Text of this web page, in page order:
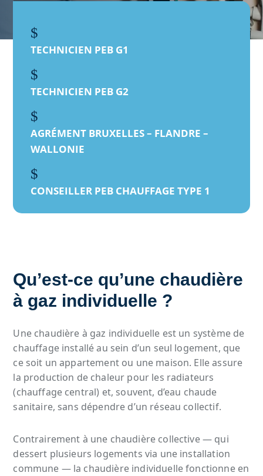
$
TECHNICIEN PEB G1
$
TECHNICIEN PEB G2
$
AGRÉMENT BRUXELLES – FLANDRE –
WALLONIE
$
CONSEILLER PEB CHAUFFAGE TYPE 1
Qu’est-ce qu’une chaudière
à gaz individuelle ?
Une chaudière à gaz individuelle est un système de
chauffage installé au sein d’un seul logement, que
ce soit un appartement ou une maison. Elle assure
la production de chaleur pour les radiateurs
(chauffage central) et, souvent, d’eau chaude
sanitaire, sans dépendre d’un réseau collectif.
Contrairement à une chaudière collective — qui
dessert plusieurs logements via une installation
commune — la chaudière individuelle fonctionne en